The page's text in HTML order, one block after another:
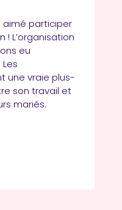
aimé participer
L’organisation
eu
une vraie plus-
son travail et
mariés.